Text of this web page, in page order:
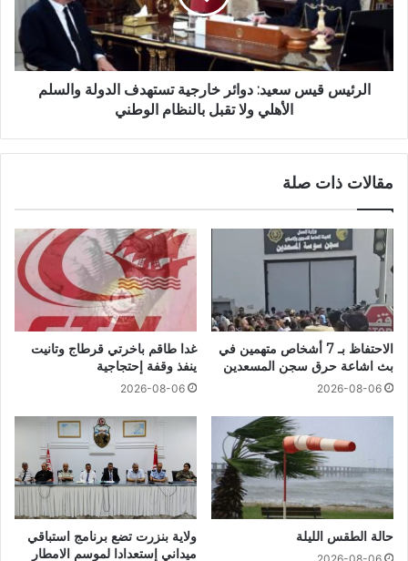
الرئيس قيس سعيد: دوائر خارجية تستهدف الدولة والسلم
الأهلي ولا تقبل بالنظام الوطني
مقالات ذات صلة
الاحتفاظ بـ 7 أشخاص متهمين في
بث اشاعة حرق سجن المسعدين
2026-08-06
غدا طاقم باخرتي قرطاج وتانيت
ينفذ وقفة إحتجاجية
2026-08-06
حالة الطقس الليلة
ولاية بنزرت تضع برنامج استباقي
ميداني إستعدادا لموسم الامطار